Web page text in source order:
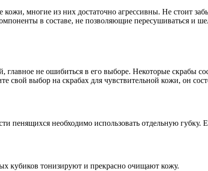
многие из них достаточно агрессивны. Не стоит
в составе, не позволяющие пересушиваться и
не ошибиться в его выборе. Некоторые скрабы
свой выбор на скрабах для чувствительной кожи, он
пенящихся необходимо использовать отдельную губку.
кубиков тонизируют и прекрасно очищают кожу.